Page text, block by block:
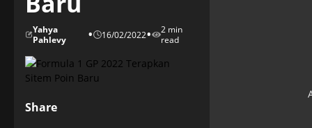
Yahya
Pahlevy
• 16/02/2022•
2 min
read
Share